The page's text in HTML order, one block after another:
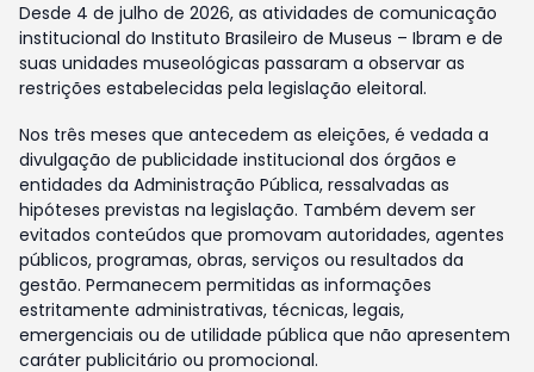
Desde 4 de julho de 2026, as atividades de comunicação
institucional do Instituto Brasileiro de Museus – Ibram e de
suas unidades museológicas passaram a observar as
restrições estabelecidas pela legislação eleitoral.
Nos três meses que antecedem as eleições, é vedada a
divulgação de publicidade institucional dos órgãos e
entidades da Administração Pública, ressalvadas as
hipóteses previstas na legislação. Também devem ser
evitados conteúdos que promovam autoridades, agentes
públicos, programas, obras, serviços ou resultados da
gestão. Permanecem permitidas as informações
estritamente administrativas, técnicas, legais,
emergenciais ou de utilidade pública que não apresentem
caráter publicitário ou promocional.